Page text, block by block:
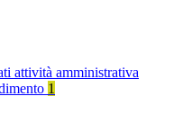
attività amministrativa
1